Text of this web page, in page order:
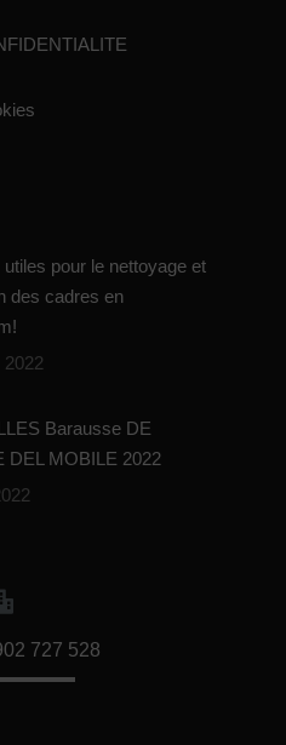
pour le nettoyage et
des cadres en
Barausse DE
DEL MOBILE 2022
727 528